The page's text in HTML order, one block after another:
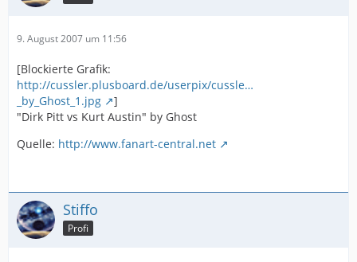
9. August 2007 um 11:56
[Blockierte Grafik:
http://cussler.plusboard.de/userpix/cussle…
_by_Ghost_1.jpg
]
"Dirk Pitt vs Kurt Austin" by Ghost
Quelle: http://www.fanart-central.net
Stiffo
Profi